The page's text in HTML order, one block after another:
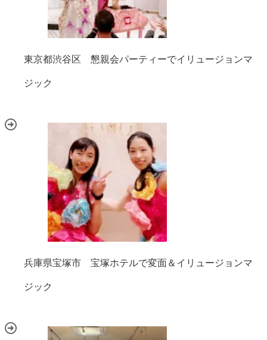
東京都渋谷区 懇親会パーティーでイリュージョンマ
ジック
兵庫県宝塚市 宝塚ホテルで変面＆イリュージョンマ
ジック